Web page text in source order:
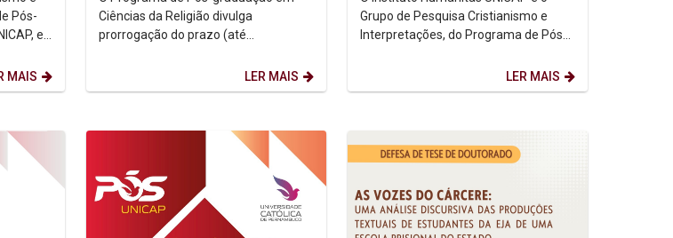
Pós-
e
MAIS
Ciências da Religião divulga
prorrogação do prazo (até
LER MAIS
Grupo de Pesquisa Cristianismo e
Interpretações, do Programa de Pós-
LER MAIS